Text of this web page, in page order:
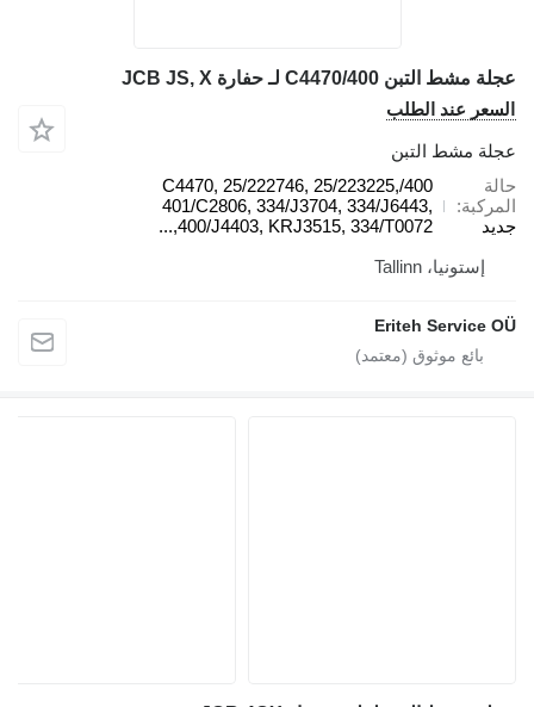
عجلة مشط التبن 400/C4470 لـ حفارة JCB JS, X
السعر عند الطلب
عجلة مشط التبن
حالة
المركبة
جديد
400/C4470, 25/222746, 25/223225,
401/C2806, 334/J3704, 334/J6443,
400/J4403, KRJ3515, 334/T0072,...
إستونيا، Tallinn
Eriteh Service OÜ